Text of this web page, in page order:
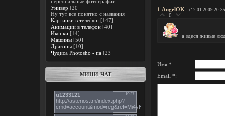
Универ [20]
Ну тут все понятно с названия
Картинки в телефон [147]
Анимации в телефон [40]
Иконки [14]
Машины [50]
Драконы [10]
Чудиса Photosho - па [23]
МИНИ-ЧАТ
1 AngelOK (12.01.2009
0
а здеся живые
Имя *:
Email *: